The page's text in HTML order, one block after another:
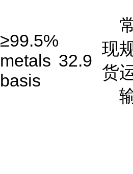
≥99.5%
metals
basis
32.9
现
货